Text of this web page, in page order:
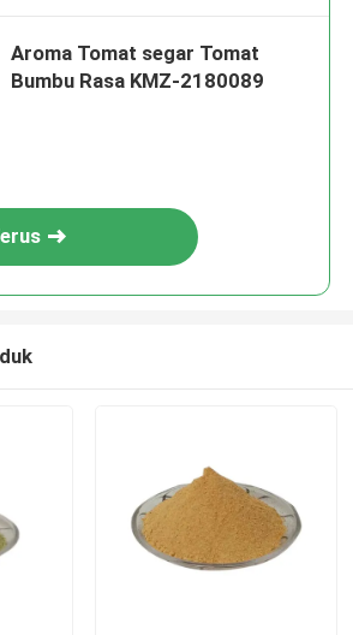
Aroma Tomat segar Tomat
Bumbu Rasa KMZ-2180089